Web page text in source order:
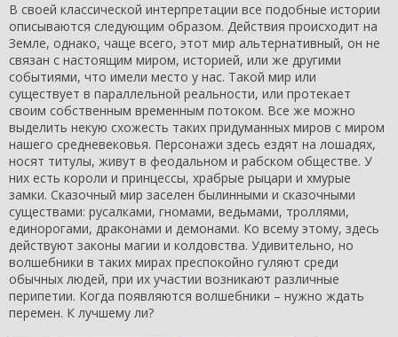
В своей классической интерпретации все подобные истории
описываются следующим образом. Действия происходит на
Земле, однако, чаще всего, этот мир альтернативный, он не
связан с настоящим миром, историей, или же другими
событиями, что имели место у нас. Такой мир или
существует в параллельной реальности, или протекает
своим собственным временным потоком. Все же можно
выделить некую схожесть таких придуманных миров с миром
нашего средневековья. Персонажи здесь ездят на лошадях,
носят титулы, живут в феодальном и рабском обществе. У
них есть короли и принцессы, храбрые рыцари и хмурые
замки. Сказочный мир заселен былинными и сказочными
существами: русалками, гномами, ведьмами, троллями,
единорогами, драконами и демонами. Ко всему этому, здесь
действуют законы магии и колдовства. Удивительно, но
волшебники в таких мирах преспокойно гуляют среди
обычных людей, при их участии возникают различные
перипетии. Когда появляются волшебники – нужно ждать
перемен. К лучшему ли?